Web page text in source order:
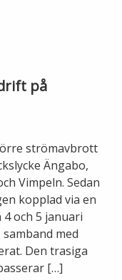
på
strömavbrott
Ängabo,
Vimpeln. Sedan
kopplad via en
och 5 januari
med
Den trasiga
[…]